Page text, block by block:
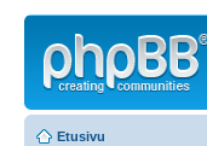
Etusivu